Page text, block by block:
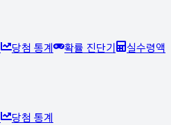
당첨 통계 확률 진단기
실수령액
당첨 통계